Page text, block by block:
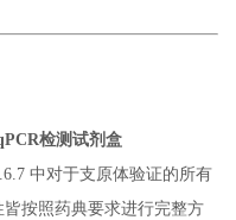
检测试剂盒
中对于支原体验证的所有
按照药典要求进行完整方